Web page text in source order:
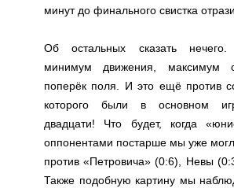
минут до финального свистка
Об остальных сказать
минимум движения, максимум
поперёк поля. И это ещё против
которого были в основном
двадцати! Что будет, когда
оппонентами постарше мы уже
против «Петровича» (0:6), Невы
Также подобную картину мы